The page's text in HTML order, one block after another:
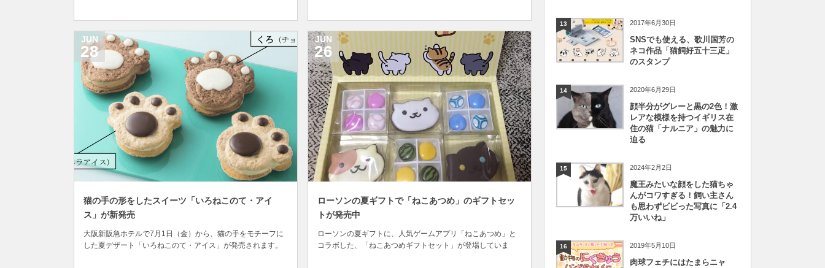
トで、和三盆という日本産の粒子の細かい上質な砂糖を使っ
ているため、品の良い甘さを楽しむことができます...
猫の手の形をしたスイーツ「いろねこのて・アイ
ス」が新発売
大阪新阪急ホテルで7月1日（金）から、猫の手をモチーフに
した夏デザート「いろねこのて・アイス」が発売されます。
JUN
28
ローソンの夏ギフトで「ねこあつめ」のギフトセッ
トが発売中
ローソンの夏ギフトに、人気ゲームアプリ「ねこあつめ」と
コラボした、「ねこあつめギフトセット」が登場していま
JUN
26
13 2017年6月30日
SNSでも使える、歌川国芳の
ネコ作品「猫飼好五十三疋」
のスタンプ
14 2020年6月29日
顔半分がグレーと黒の2色！激
レアな模様を持つイギリス在
住の猫「ナルニア」の魅力に
迫る
15 2024年2月2日
魔王みたいな顔をした猫ちゃ
んがコワすぎる！飼い主さん
も思わずビビった写真に「2.4
万いいね」
16 2019年5月10日
肉球フェチにはたまらニャ